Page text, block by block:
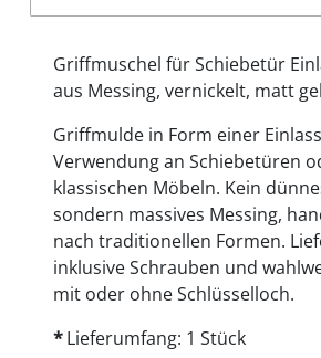
Griffmuschel für Schiebetür
aus Messing, vernickelt, matt
Griffmulde in Form einer
Verwendung an Schiebetüren
klassischen Möbeln. Kein
sondern massives Messing,
nach traditionellen Formen.
inklusive Schrauben und
mit oder ohne Schlüsselloch.
Lieferumfang: 1 Stück